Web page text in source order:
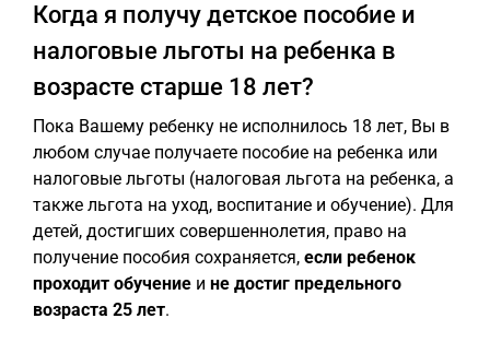
Когда я получу детское пособие и
налоговые льготы на ребенка в
возрасте старше 18 лет?
Пока Вашему ребенку не исполнилось 18 лет, Вы в
любом случае получаете пособие на ребенка или
налоговые льготы (налоговая льгота на ребенка, а
также льгота на уход, воспитание и обучение). Для
детей, достигших совершеннолетия, право на
получение пособия сохраняется, если ребенок
проходит обучение и не достиг предельного
возраста 25 лет.